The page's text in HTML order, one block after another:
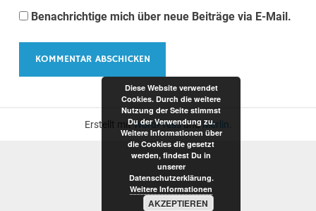
Benachrichtige mich über neue Beiträge via E-Mail.
Erstellt mitWordPressundMerlin
Diese Website verwendet
Cookies. Durch die weitere
Nutzung der Seite stimmst
Du der Verwendung zu.
Weitere Informationen über
die Cookies die gesetzt
werden, findest Du in
unserer
Datenschutzerklärung.
Weitere Informationen
AKZEPTIEREN